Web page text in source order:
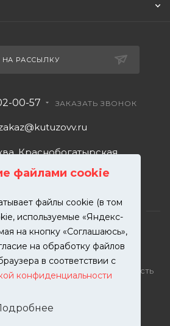
файлами cookie
файлы cookie (в том
используемые «Яндекс-
на кнопку «Соглашаюсь»,
на обработку файлов
в соответствии с
конфиденциальности
РАССЫЛКУ
00-57 ЗАКАЗАТЬ ЗВОНОК
Краснобогатырская
| Кузовной ремонт и покраска
на сайте – собственность
Все права защищены.